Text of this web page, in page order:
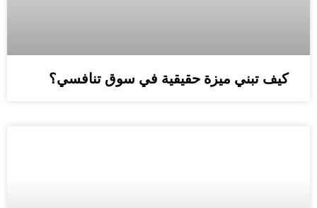
كيف تبني ميزة حقيقية في سوق تنافسي؟